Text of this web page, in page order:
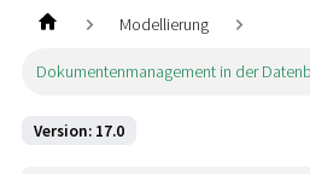
Modellierung
Dokumentenmanagement in der
Version: 17.0